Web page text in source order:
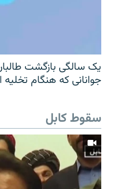
یک سالگی بازگشت
جوانانی که هنگام تخلیه
سقوط کابل